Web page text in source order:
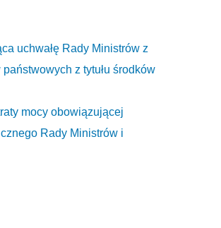
uchwałę Rady Ministrów z
z tytułu środków
mocy obowiązującej
Rady Ministrów i